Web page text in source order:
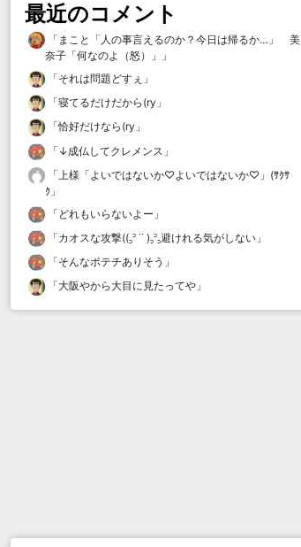
最近のコメント
「 まこと「人の事言えるのか？今日は帰るか…」 美
奈子「何なのよ（怒）」
」
「それは問題どすぇ 」
「寝てるだけだから(ry 」
「恰好だけなら(ry 」
「 ↓成仏してクレメンス 」
「 上様「よいではないか♡よいではないか♡」(ｻｸｻ
ｸ 」
「 どれもいらないよー 」
「カオスな攻撃((꜆꜄ ˙˙ )꜆꜄꜆避けれる気がしない 」
「そんなポテチありそう 」
「大阪やから大目に見たってや 」